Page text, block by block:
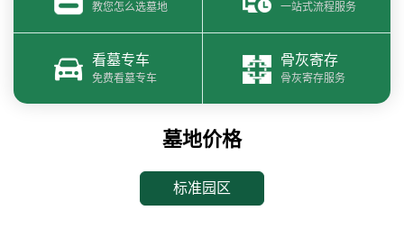
教您怎么选墓地 一站式流程服务
看墓专车
免费看墓专车
骨灰寄存
骨灰寄存服务
墓地价格
标准园区